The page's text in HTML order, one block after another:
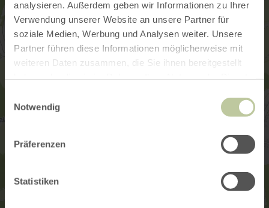
analysieren. Außerdem geben wir Informationen zu Ihrer
Verwendung unserer Website an unsere Partner für
soziale Medien, Werbung und Analysen weiter. Unsere
Partner führen diese Informationen möglicherweise mit
weiteren Daten zusammen, die Sie ihnen bereitgestellt
Notwendig
Präferenzen
Statistiken